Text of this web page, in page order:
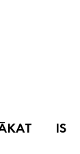
IS